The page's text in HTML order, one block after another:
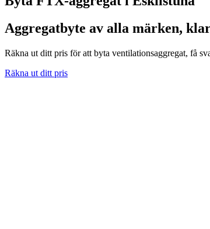
Aggregatbyte av alla märken,
Räkna ut ditt pris för att byta ventilationsaggregat, få
Räkna ut ditt pris